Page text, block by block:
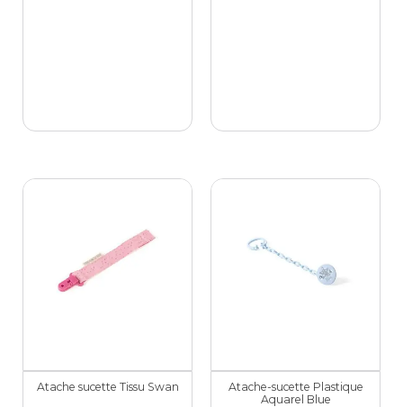
Atache sucette Tissu Swan
Atache-sucette Plastique
Aquarel Blue